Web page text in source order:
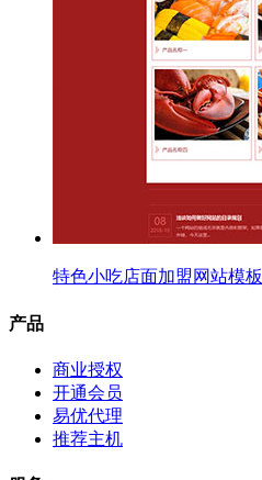
特色小吃店面加盟网站模板
产品
商业授权
开通会员
易优代理
推荐主机